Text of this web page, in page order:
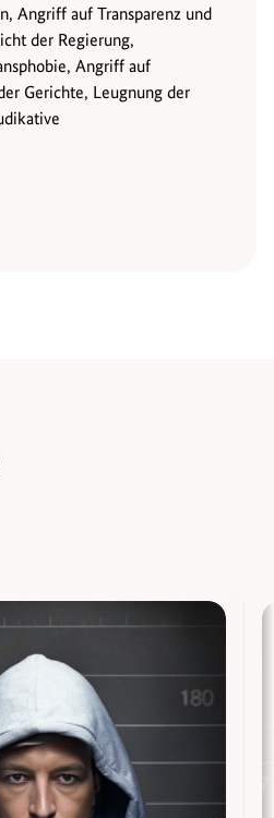
Angriff auf Transparenz und
der Regierung,
Angriff auf
Gerichte, Leugnung der